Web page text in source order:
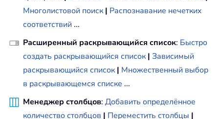
Многолистовой поиск | Распознавание нечетких
соответствий ...
Расширенный раскрывающийся список: Быстро
создать раскрывающийся список | Зависимый
раскрывающийся список | Множественный выбор
в раскрывающемся списке ...
Менеджер столбцов: Добавить определённое
количество столбцов | Переместить столбцы |